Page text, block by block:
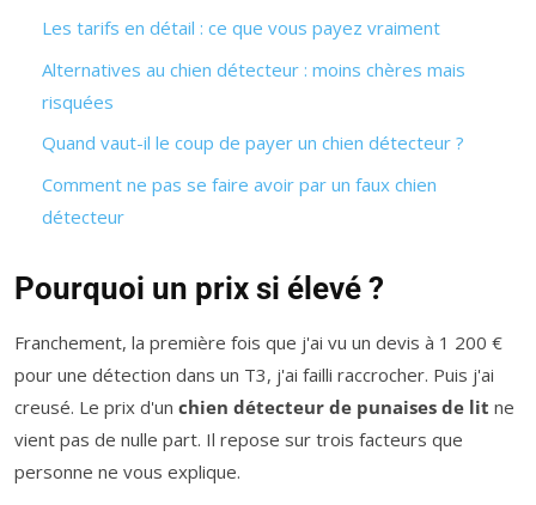
Les tarifs en détail : ce que vous payez vraiment
Alternatives au chien détecteur : moins chères mais
risquées
Quand vaut-il le coup de payer un chien détecteur ?
Comment ne pas se faire avoir par un faux chien
détecteur
Pourquoi un prix si élevé ?
Franchement, la première fois que j'ai vu un devis à 1 200 €
pour une détection dans un T3, j'ai failli raccrocher. Puis j'ai
creusé. Le prix d'un chien détecteur de punaises de lit ne
vient pas de nulle part. Il repose sur trois facteurs que
personne ne vous explique.